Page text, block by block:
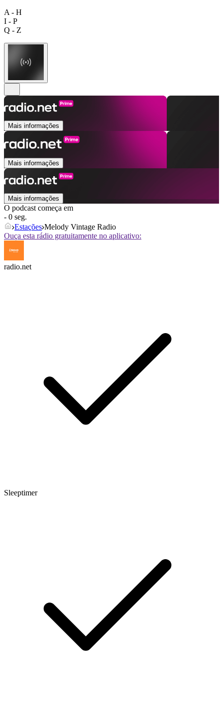
A - H
I - P
Q - Z
Mais informações
Mais informações
Mais informações
O podcast começa em
- 0 seg.
Estações Melody Vintage Radio
Ouça esta rádio gratuitamente no aplicativo:
radio.net
Sleeptimer